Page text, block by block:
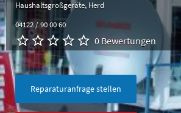
Haushaltsgroßgeräte Herd
04122 / 90 00 60
0 Bewertungen
Reparaturanfrage stellen